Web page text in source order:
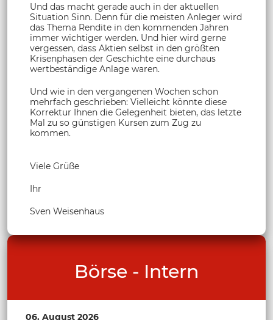
Und das macht gerade auch in der aktuellen
Situation Sinn. Denn für die meisten Anleger wird
das Thema Rendite in den kommenden Jahren
immer wichtiger werden. Und hier wird gerne
vergessen, dass Aktien selbst in den größten
Krisenphasen der Geschichte eine durchaus
wertbeständige Anlage waren.
Und wie in den vergangenen Wochen schon
mehrfach geschrieben: Vielleicht könnte diese
Korrektur Ihnen die Gelegenheit bieten, das letzte
Mal zu so günstigen Kursen zum Zug zu
kommen.
Viele Grüße
Ihr
Sven Weisenhaus
Börse - Intern
06. August 2026